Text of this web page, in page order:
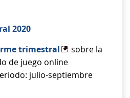
2020
trimestral
sobre la
de juego online
julio-septiembre